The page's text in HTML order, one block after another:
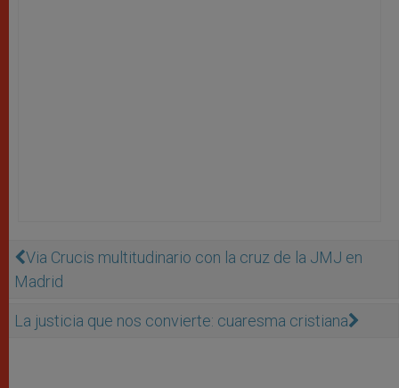
Via Crucis multitudinario con la cruz de la JMJ en
Madrid
La justicia que nos convierte: cuaresma cristiana